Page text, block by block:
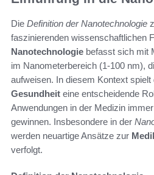
Die Definition der Nanotechnologie
faszinierenden wissenschaftlichen
Nanotechnologie befasst sich mit
im Nanometerbereich (1-100 nm),
aufweisen. In diesem Kontext spielt
Gesundheit eine entscheidende
Anwendungen in der Medizin
gewinnen. Insbesondere in der
werden neuartige Ansätze zur
verfolgt.